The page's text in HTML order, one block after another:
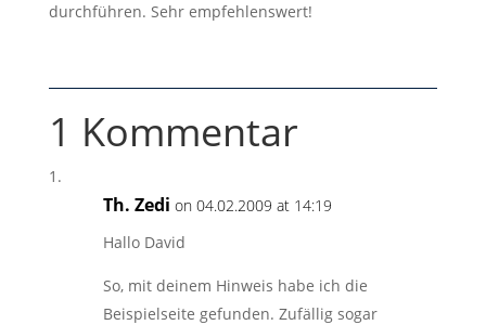
durchführen. Sehr empfehlenswert!
1 Kommentar
Th. Zedi on 04.02.2009 at 14:19
Hallo David
So, mit deinem Hinweis habe ich die
Beispielseite gefunden. Zufällig sogar